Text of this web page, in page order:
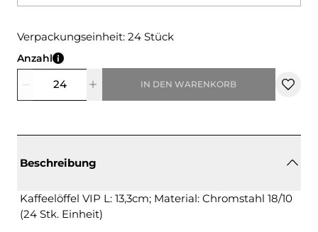
Verpackungseinheit: 24 Stück
Anzahl
IN DEN WARENKORB
Beschreibung
Kaffeelöffel VIP L: 13,3cm; Material: Chromstahl 18/10
(24 Stk. Einheit)